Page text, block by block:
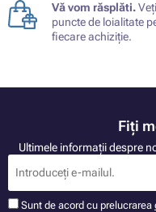
Vă vom răsplăti.
puncte de loialitate
fiecare achiziție.
Fiți
Ultimele informații despre
Sunt de acord cu prelucrarea